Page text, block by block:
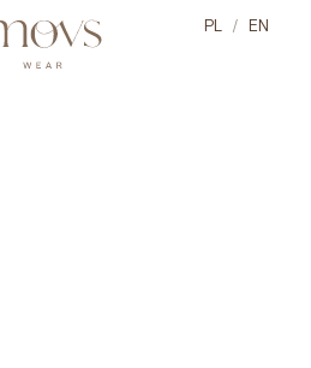
PL / EN
0. Zobacz szczegóły